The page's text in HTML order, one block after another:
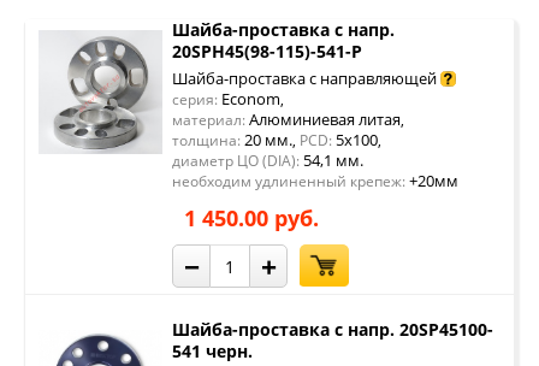
Шайба-проставка с напр.
20SPH45(98-115)-541-P
Шайба-проставка с направляющей
серия: Econom,
материал: Алюминиевая литая,
толщина: 20 мм., PCD: 5x100,
диаметр ЦО (DIA): 54,1 мм.
необходим удлиненный крепеж: +20мм
1 450.00 руб.
− +
Шайба-проставка с напр. 20SP45100-
541 черн.